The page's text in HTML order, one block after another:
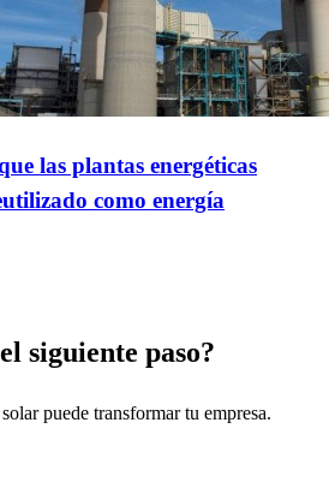
las plantas energéticas
como energía
siguiente paso?
puede transformar tu empresa.